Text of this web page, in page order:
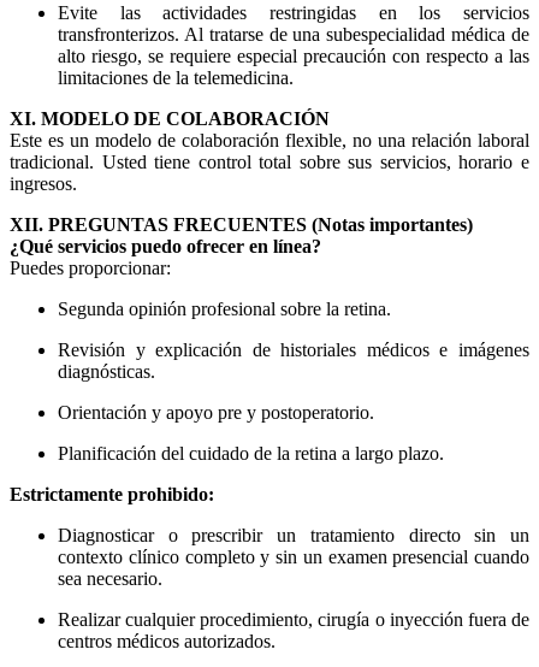
Evite las actividades restringidas en los servicios
transfronterizos. Al tratarse de una subespecialidad médica de
alto riesgo, se requiere especial precaución con respecto a las
limitaciones de la telemedicina.
XI. MODELO DE COLABORACIÓN
Este es un modelo de colaboración flexible, no una relación laboral
tradicional. Usted tiene control total sobre sus servicios, horario e
ingresos.
XII. PREGUNTAS FRECUENTES (Notas importantes)
¿Qué servicios puedo ofrecer en línea?
Puedes proporcionar:
Segunda opinión profesional sobre la retina.
Revisión y explicación de historiales médicos e imágenes
diagnósticas.
Orientación y apoyo pre y postoperatorio.
Planificación del cuidado de la retina a largo plazo.
Estrictamente prohibido:
Diagnosticar o prescribir un tratamiento directo sin un
contexto clínico completo y sin un examen presencial cuando
sea necesario.
Realizar cualquier procedimiento, cirugía o inyección fuera de
centros médicos autorizados.